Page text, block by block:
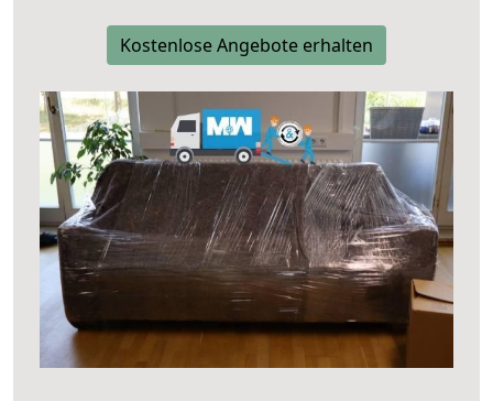
Kostenlose Angebote erhalten